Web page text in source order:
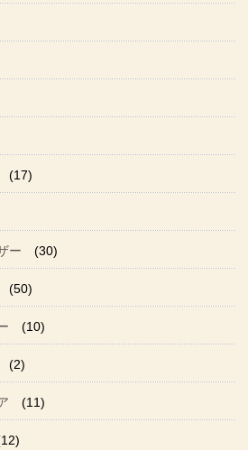
(17)
ー (30)
(50)
(10)
(2)
(11)